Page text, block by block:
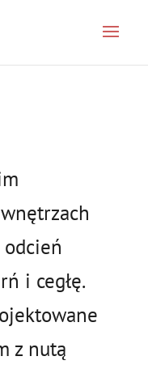
odcień
i cegłę.
z nutą